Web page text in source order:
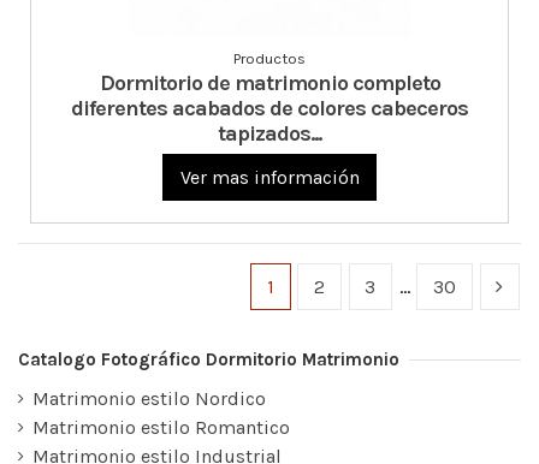
Productos
Dormitorio de matrimonio completo
diferentes acabados de colores cabeceros
tapizados...
Ver mas información
1 2 3 … 30
Catalogo Fotográfico Dormitorio Matrimonio
Matrimonio estilo Nordico
Matrimonio estilo Romantico
Matrimonio estilo Industrial